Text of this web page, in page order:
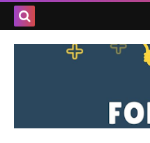
بحث